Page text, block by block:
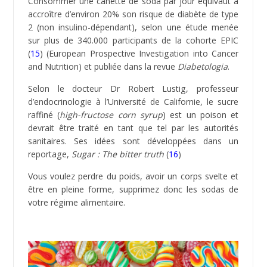
presque aucune valeurnutritive, n’apportent ni
indispensables pour notre santé.
Selon une étude en 2013 de l’American Heart
Association ( 14 ) ayant traité des effets de la
consommation de sodas chez les adultes dans le
monde, ces derniers seraient responsable d’un
excédent de mortalité correspondant à
180 000 décès/an. En effet, la consommation de soda
contribuerait à l’aggravation des risques de maladies
également de cancers et décès induits ( 133 000 morts
de diabète, 44 000 par maladies cardiovasculaires et
6 000 à la suite d’un cancer).
Consommer une canette de soda par jour équivaut à
accroître d’environ 20% son risque de diabète de type
2 (non insulino-dépendant), selon une étude menée
sur plus de 340.000 participants de la cohorte EPIC
) (European Prospective Investigation into Cancer
and Nutrition) et publiée dans la revueDiabetologia
d’endocrinologie à l’Université de Californie, le sucre
raffiné ( high-fructose corn syrup ) est un poison et
devrait être traité en tant que tel par les autorités
sanitaires. Ses idées sont développées dans un
reportage,Sugar : The bitter truth